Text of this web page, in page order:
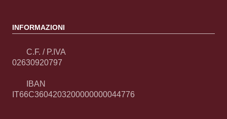
INFORMAZIONI
C.F. / P.IVA
02630920797
IBAN
IT66C3604203200000000044776